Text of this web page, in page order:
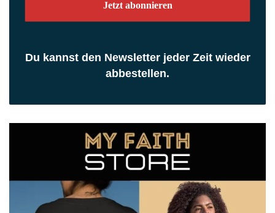
Du kannst den Newsletter jeder Zeit wieder
abbestellen.